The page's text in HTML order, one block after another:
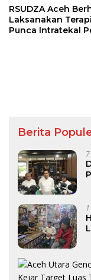
RSUDZA Aceh
Laksanakan
Punca Intratekal
Berita